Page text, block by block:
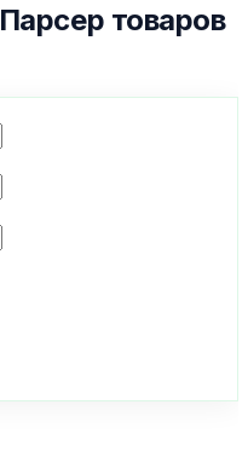
Парсер товаров